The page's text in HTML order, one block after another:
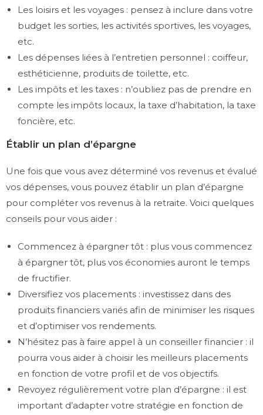
Les loisirs et les voyages : pensez à inclure dans votre
budget les sorties, les activités sportives, les voyages,
etc.
Les dépenses liées à l’entretien personnel : coiffeur,
esthéticienne, produits de toilette, etc.
Les impôts et les taxes : n’oubliez pas de prendre en
compte les impôts locaux, la taxe d’habitation, la taxe
foncière, etc.
Établir un plan d’épargne
Une fois que vous avez déterminé vos revenus et évalué
vos dépenses, vous pouvez établir un plan d’épargne
pour compléter vos revenus à la retraite. Voici quelques
conseils pour vous aider :
Commencez à épargner tôt : plus vous commencez
à épargner tôt, plus vos économies auront le temps
de fructifier.
Diversifiez vos placements : investissez dans des
produits financiers variés afin de minimiser les risques
et d’optimiser vos rendements.
N’hésitez pas à faire appel à un conseiller financier : il
pourra vous aider à choisir les meilleurs placements
en fonction de votre profil et de vos objectifs.
Revoyez régulièrement votre plan d’épargne : il est
important d’adapter votre stratégie en fonction de